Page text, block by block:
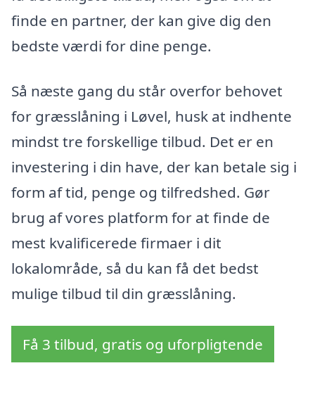
finde en partner, der kan give dig den
bedste værdi for dine penge.
Så næste gang du står overfor behovet
for græsslåning i Løvel, husk at indhente
mindst tre forskellige tilbud. Det er en
investering i din have, der kan betale sig i
form af tid, penge og tilfredshed. Gør
brug af vores platform for at finde de
mest kvalificerede firmaer i dit
lokalområde, så du kan få det bedst
mulige tilbud til din græsslåning.
Få 3 tilbud, gratis og uforpligtende